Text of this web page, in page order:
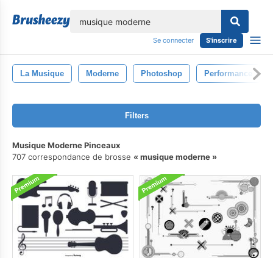
Se connecter S'inscrire
La Musique Moderne Photoshop Performance
Filters
Musique Moderne Pinceaux
707 correspondance de brosse
musique moderne